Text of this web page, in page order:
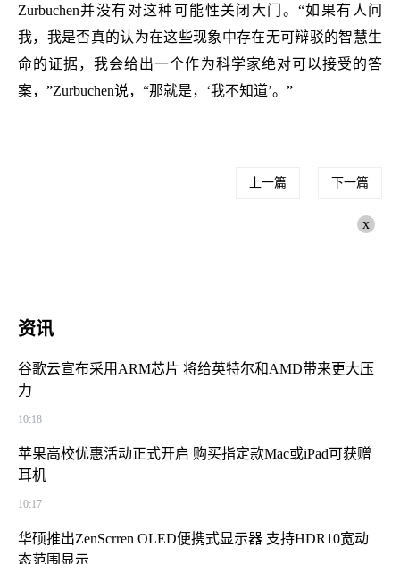
Zurbuchen并没有对这种可能性关闭大门。“如果有人问
我，我是否真的认为在这些现象中存在无可辩驳的智慧生
命的证据，我会给出一个作为科学家绝对可以接受的答
案，”Zurbuchen说，“那就是，‘我不知道’。”
上一篇 下一篇
x
资讯
谷歌云宣布采用ARM芯片 将给英特尔和AMD带来更大压
力
10:18
苹果高校优惠活动正式开启 购买指定款Mac或iPad可获赠
耳机
10:17
华硕推出ZenScrren OLED便携式显示器 支持HDR10宽动
态范围显示